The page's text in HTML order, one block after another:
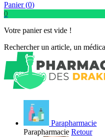
Panier (0)
0
Votre panier est vide !
Rechercher un article, un
Parapharmacie
Parapharmacie Retour